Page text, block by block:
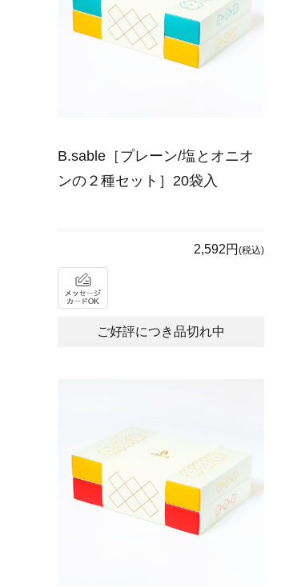
B.sable［プレーン/塩とオニオ
ンの２種セット］20袋入
2,592円 (税込)
ご好評につき品切れ中